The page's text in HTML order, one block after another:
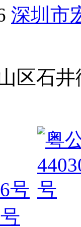
深圳市
区石
号